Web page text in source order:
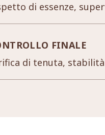
di essenze,
FINALE
di tenuta,